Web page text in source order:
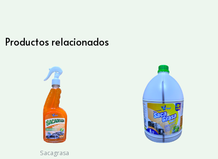
Productos relacionados
Sacagrasa